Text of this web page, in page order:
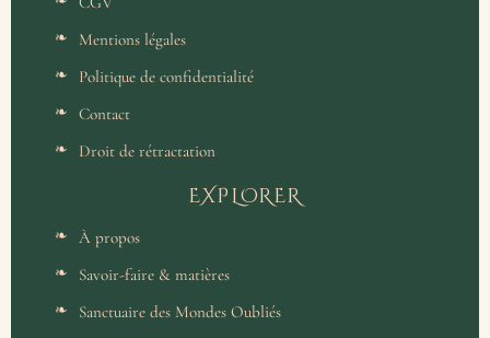
Mentions légales
Politique de confidentialité
Contact
Droit de rétractation
EXPLORER
À propos
Savoir-faire & matières
Sanctuaire des Mondes Oubliés